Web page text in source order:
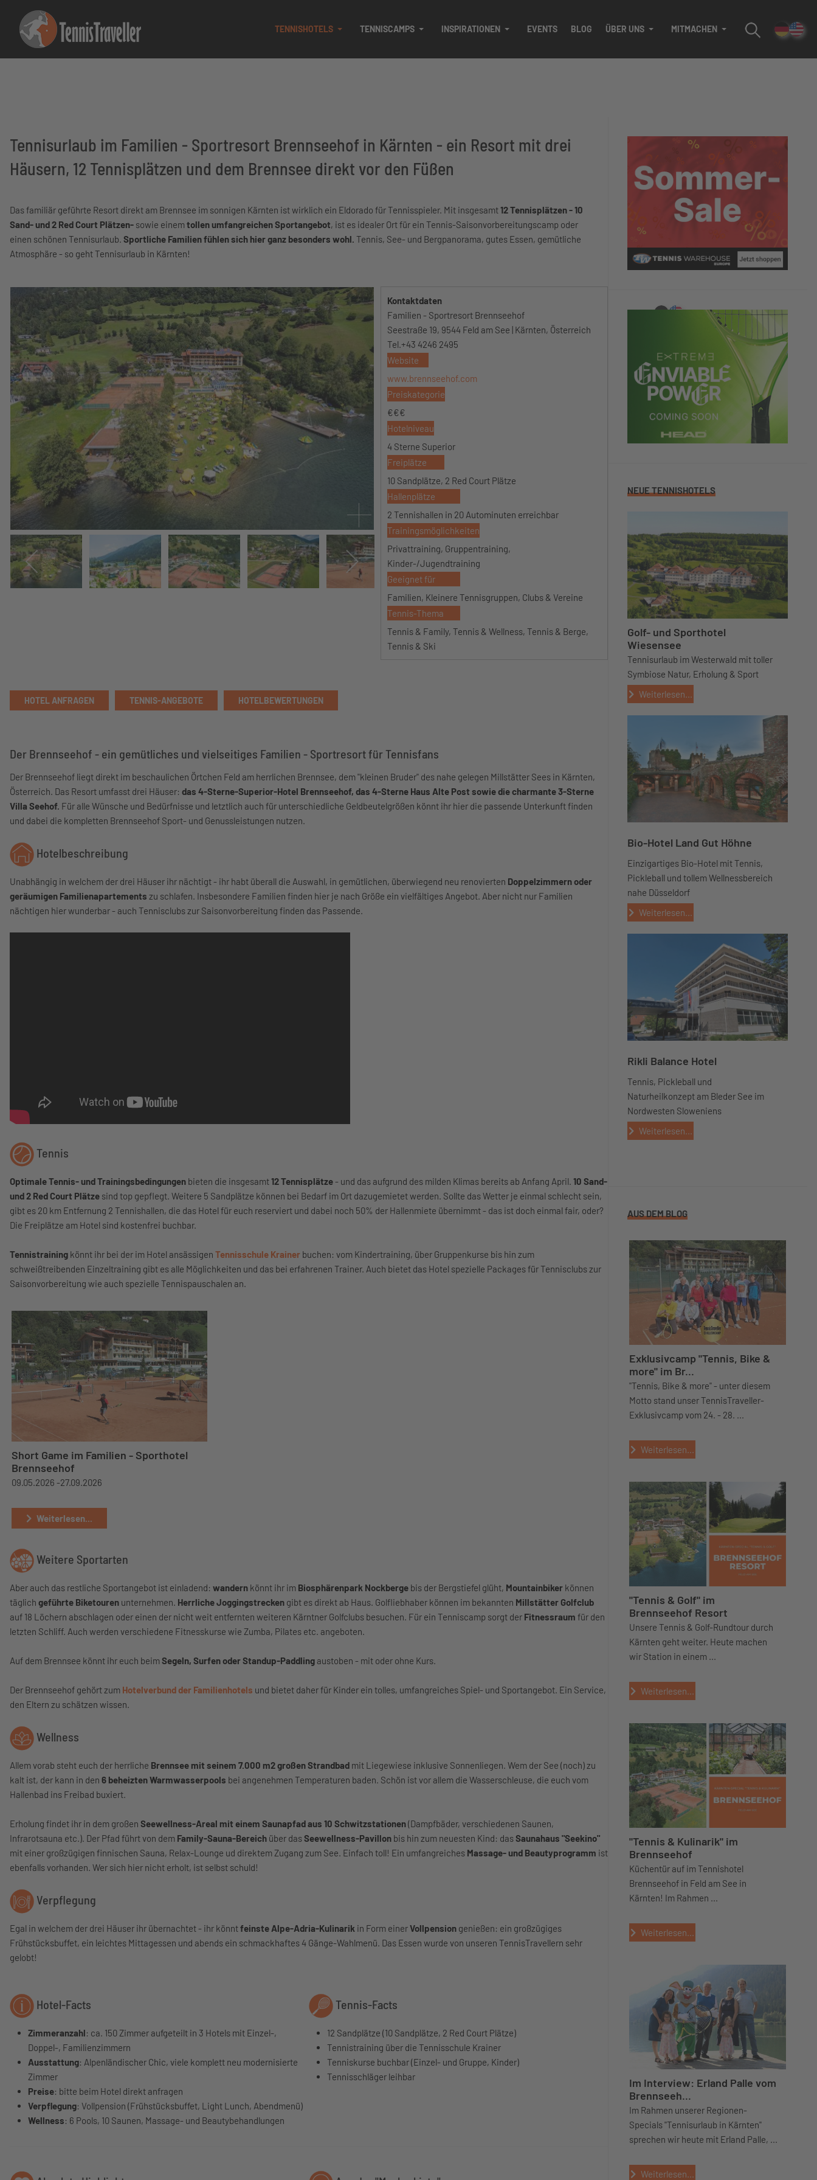
TENNISHOTELS TENNISCAMPS INSPIRATIONEN EVENTS BLOG ÜBER UNS MITMACHEN
Tennisurlaub im Familien - Sportresort Brennseehof in Kärnten - ein Resort mit drei
Häusern, 12 Tennisplätzen und dem Brennsee direkt vor den Füßen
Das familiär geführte Resort direkt am Brennsee im sonnigen Kärnten ist wirklich ein Eldorado für Tennisspieler. Mit insgesamt12 Tennisplätzen - 10
Sand- und 2 Red Court Plätzen- sowie einemtollen umfangreichen Sportangebot, ist es idealer Ort für ein Tennis-Saisonvorbereitungscamp oder
einen schönen Tennisurlaub. Sportliche Familien fühlen sich hier ganz besonders wohl. Tennis, See- und Bergpanorama, gutes Essen, gemütliche
Atmosphäre - so geht Tennisurlaub in Kärnten!
Kontaktdaten
Familien - Sportresort Brennseehof
Seestraße 19, 9544 Feld am See | Kärnten, Österreich
Tel.+43 4246 2495
Website
www.brennseehof.com
Preiskategorie
€€€
Hotelniveau
4 Sterne Superior
Freiplätze
10 Sandplätze, 2 Red Court Plätze
Hallenplätze
2 Tennishallen in 20 Autominuten erreichbar
Trainingsmöglichkeiten
Privattraining, Gruppentraining,
Kinder-/Jugendtraining
Geeignet für
Familien, Kleinere Tennisgruppen, Clubs & Vereine
Tennis-Thema
Tennis & Family, Tennis & Wellness, Tennis & Berge,
Tennis & Ski
HOTEL ANFRAGEN TENNIS-ANGEBOTE HOTELBEWERTUNGEN
Der Brennseehof - ein gemütliches und vielseitiges Familien - Sportresort für Tennisfans
Der Brennseehof liegt direkt im beschaulichen Örtchen Feld am herrlichen Brennsee, dem "kleinen Bruder" des nahe gelegen Millstätter Sees in Kärnten,
Österreich. Das Resort umfasst drei Häuser: das 4-Sterne-Superior-Hotel Brennseehof, das 4-Sterne Haus Alte Post sowie die charmante 3-Sterne
Villa Seehof. Für alle Wünsche und Bedürfnisse und letztlich auch für unterschiedliche Geldbeutelgrößen könnt ihr hier die passende Unterkunft finden
und dabei die kompletten Brennseehof Sport- und Genussleistungen nutzen.
Hotelbeschreibung
Unabhängig in welchem der drei Häuser ihr nächtigt - ihr habt überall die Auswahl, in gemütlichen, überwiegend neu renovierten Doppelzimmern oder
geräumigen Familienapartements zu schlafen. Insbesondere Familien finden hier je nach Größe ein vielfältiges Angebot. Aber nicht nur Familien
nächtigen hier wunderbar - auch Tennisclubs zur Saisonvorbereitung finden das Passende.
Tennis
Optimale Tennis- und Trainingsbedingungen bieten die insgesamt12 Tennisplätze- und das aufgrund des milden Klimas bereits ab Anfang April. 10 Sand-
und 2 Red Court Plätze sind top gepflegt. Weitere 5 Sandplätze können bei Bedarf im Ort dazugemietet werden. Sollte das Wetter je einmal schlecht sein,
gibt es 20 km Entfernung 2 Tennishallen, die das Hotel für euch reserviert und dabei noch 50% der Hallenmiete übernimmt - das ist doch einmal fair, oder?
Die Freiplätze am Hotel sind kostenfrei buchbar.
Tennistraining könnt ihr bei der im Hotel ansässigen Tennisschule Krainer buchen: vom Kindertraining, über Gruppenkurse bis hin zum
schweißtreibenden Einzeltraining gibt es alle Möglichkeiten und das bei erfahrenen Trainer. Auch bietet das Hotel spezielle Packages für Tennisclubs zur
Saisonvorbereitung wie auch spezielle Tennispauschalen an.
Short Game im Familien - Sporthotel
Brennseehof
09.05.2026 -27.09.2026
Weiterlesen...
Weitere Sportarten
Aber auch das restliche Sportangebot ist einladend: wandern könnt ihr im Biosphärenpark Nockberge bis der Bergstiefel glüht, Mountainbiker können
täglich geführte Biketouren unternehmen. Herrliche Joggingstrecken gibt es direkt ab Haus. Golfliebhaber können im bekannten Millstätter Golfclub
auf 18 Löchern abschlagen oder einen der nicht weit entfernten weiteren Kärntner Golfclubs besuchen. Für ein Tenniscamp sorgt der Fitnessraum für den
letzten Schliff. Auch werden verschiedene Fitnesskurse wie Zumba, Pilates etc. angeboten.
Auf dem Brennsee könnt ihr euch beimSegeln, Surfen oder Standup-Paddling austoben - mit oder ohne Kurs.
Der Brennseehof gehört zum Hotelverbund der Familienhotels und bietet daher für Kinder ein tolles, umfangreiches Spiel- und Sportangebot. Ein Service,
den Eltern zu schätzen wissen.
Wellness
Allem vorab steht euch der herrliche Brennsee mit seinem 7.000 m2 großen Strandbad mit Liegewiese inklusive Sonnenliegen. Wem der See (noch) zu
kalt ist, der kann in den 6 beheizten Warmwasserpools bei angenehmen Temperaturen baden. Schön ist vor allem die Wasserschleuse, die euch vom
Hallenbad ins Freibad buxiert.
Erholung findet ihr in dem großen Seewellness-Areal mit einem Saunapfad aus 10 Schwitzstationen(Dampfbäder, verschiedenen Saunen,
Infrarotsauna etc.). Der Pfad führt von dem Family-Sauna-Bereich über dasSeewellness-Pavillon bis hin zum neuesten Kind: dasSaunahaus "Seekino"
mit einer großzügigen finnischen Sauna, Relax-Lounge ud direktem Zugang zum See. Einfach toll! Ein umfangreiches Massage- und Beautyprogramm ist
ebenfalls vorhanden. Wer sich hier nicht erholt, ist selbst schuld!
Verpflegung
Egal in welchem der drei Häuser ihr übernachtet - ihr könntfeinste Alpe-Adria-Kulinarik in Form einerVollpension genießen: ein großzügiges
Frühstücksbuffet, ein leichtes Mittagessen und abends ein schmackhaftes 4 Gänge-Wahlmenü. Das Essen wurde von unseren TennisTravellern sehr
gelobt!
Hotel-Facts
Zimmeranzahl: ca. 150 Zimmer aufgeteilt in 3 Hotels mit Einzel-,
Doppel-, Familienzimmern
Ausstattung: Alpenländischer Chic, viele komplett neu modernisierte
Zimmer
Preise: bitte beim Hotel direkt anfragen
Verpflegung: Vollpension (Frühstücksbuffet, Light Lunch, Abendmenü)
Wellness: 6 Pools, 10 Saunen, Massage- und Beautybehandlungen
Tennis-Facts
12 Sandplätze (10 Sandplätze, 2 Red Court Plätze)
Tennistraining über die Tennisschule Krainer
Tenniskurse buchbar (Einzel- und Gruppe, Kinder)
Tennisschläger leihbar
NEUE TENNISHOTELS
Golf- und Sporthotel
Wiesensee
Tennisurlaub im Westerwald mit toller
Symbiose Natur, Erholung & Sport
Weiterlesen...
Bio-Hotel Land Gut Höhne
Einzigartiges Bio-Hotel mit Tennis,
Pickleball und tollem Wellnessbereich
nahe Düsseldorf
Weiterlesen...
Rikli Balance Hotel
Tennis, Pickleball und
Naturheilkonzept am Bleder See im
Nordwesten Sloweniens
Weiterlesen...
AUS DEM BLOG
Exklusivcamp "Tennis, Bike &
more" im Br...
"Tennis, Bike & more" - unter diesem
Motto stand unser TennisTraveller-
Exklusivcamp vom 24. - 28. ...
Weiterlesen...
"Tennis & Golf" im
Brennseehof Resort
Unsere Tennis & Golf-Rundtour durch
Kärnten geht weiter. Heute machen
wir Station in einem ...
Weiterlesen...
"Tennis & Kulinarik" im
Brennseehof
Küchentür auf im Tennishotel
Brennseehof in Feld am See in
Kärnten! Im Rahmen ...
Weiterlesen...
Im Interview: Erland Palle vom
Brennseeh...
Im Rahmen unserer Regionen-
Specials "Tennisurlaub in Kärnten"
sprechen wir heute mit Erland Palle, ...
Weiterlesen...